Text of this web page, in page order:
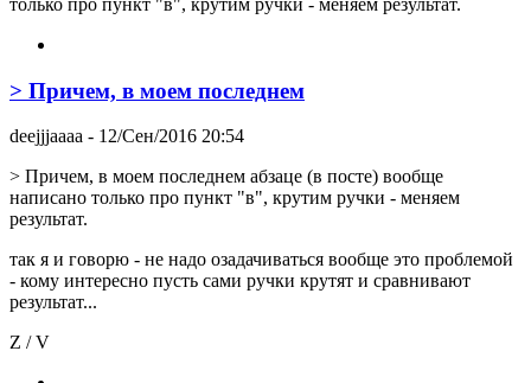
> Причем, в моем последнем
deejjjaaaa - 12/Сен/2016 20:54
> Причем, в моем последнем абзаце (в посте) вообще
написано только про пункт "в", крутим ручки - меняем
результат.
так я и говорю - не надо озадачиваться вообще это проблемой
- кому интересно пусть сами ручки крутят и сравнивают
результат...
Z / V